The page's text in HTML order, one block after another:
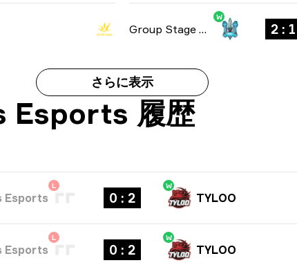
Group Stage bo3
W
2 : 1
さらに表示
Esports 履歴
L
Esports 0 : 2
W
TYLOO
L
Esports 0 : 2
W
TYLOO